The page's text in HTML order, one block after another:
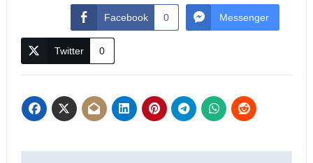
Facebook 0 Messenger
Twitter 0